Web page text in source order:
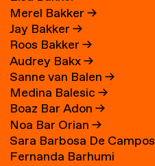
Merel Bakker→
Jay Bakker→
Roos Bakker→
Audrey Bakx→
Sanne van Balen→
Medina Balesic→
Boaz Bar Adon→
Noa Bar Orian→
Sara Barbosa De Campos
→
Fernanda Barhumi